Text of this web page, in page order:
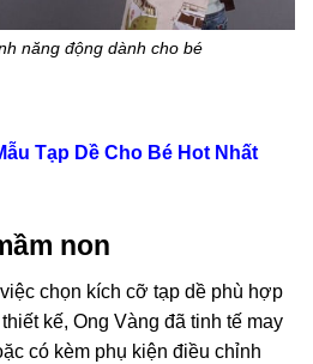
năng động dành cho bé
Tạp Dề Cho Bé Hot Nhất
non
chọn kích cỡ tạp dề phù hợp
kế, Ong Vàng đã tinh tế may
có kèm phụ kiện điều chỉnh